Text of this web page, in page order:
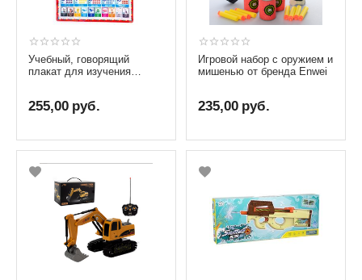
Учебный, говорящий
плакат для изучения
255,00 руб.
Игровой набор с оружием и
мишенью от бренда Enwei
235,00 руб.